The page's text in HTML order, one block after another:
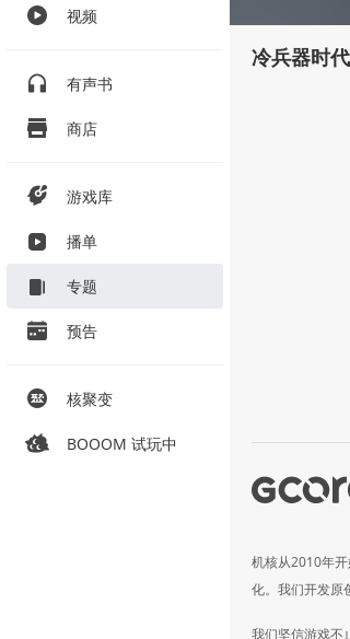
视频
有声书
商店
游戏库
播单
专题
预告
核聚变
BOOOM 试玩中
冷兵器时
机核从2010年
化。我们开发原
我们坚信游戏不